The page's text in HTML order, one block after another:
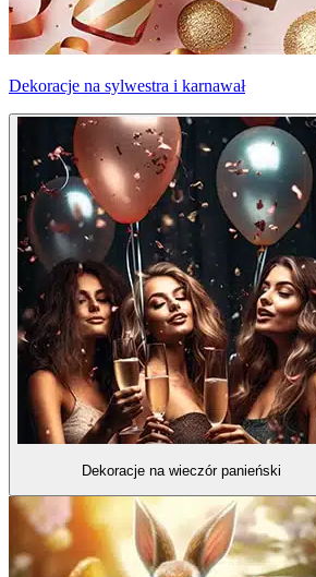
Dekoracje na sylwestra i karnawał
Dekoracje na wieczór panieński